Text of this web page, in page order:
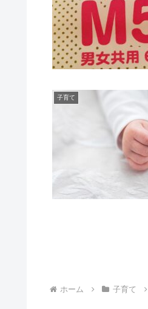
子育て
ホーム 子育て